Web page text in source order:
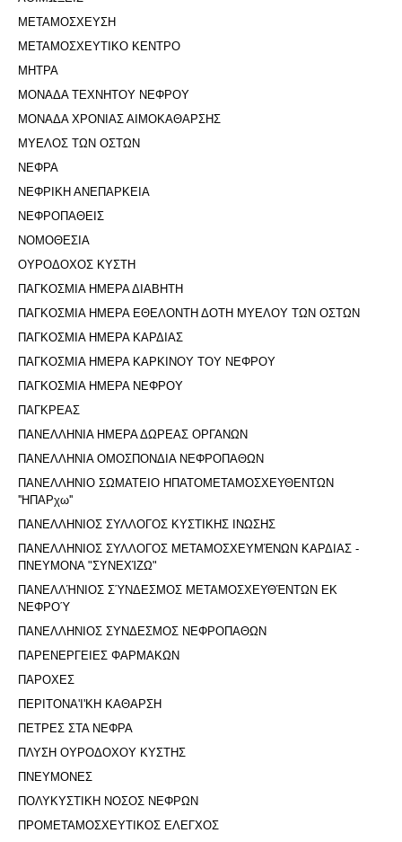
ΜΕΤΑΜΟΣΧΕΥΣΗ
ΜΕΤΑΜΟΣΧΕΥΤΙΚΟ ΚΕΝΤΡΟ
ΜΗΤΡΑ
ΜΟΝΑΔΑ ΤΕΧΝΗΤΟΥ ΝΕΦΡΟΥ
ΜΟΝΑΔΑ ΧΡΟΝΙΑΣ ΑΙΜΟΚΑΘΑΡΣΗΣ
ΜΥΕΛΟΣ ΤΩΝ ΟΣΤΩΝ
ΝΕΦΡΑ
ΝΕΦΡΙΚΗ ΑΝΕΠΑΡΚΕΙΑ
ΝΕΦΡΟΠΑΘΕΙΣ
ΝΟΜΟΘΕΣΙΑ
ΟΥΡΟΔΟΧΟΣ ΚΥΣΤΗ
ΠΑΓΚΟΣΜΙΑ ΗΜΕΡΑ ΔΙΑΒΗΤΗ
ΠΑΓΚΟΣΜΙΑ ΗΜΕΡΑ ΕΘΕΛΟΝΤΗ ΔΟΤΗ ΜΥΕΛΟΥ ΤΩΝ ΟΣΤΩΝ
ΠΑΓΚΟΣΜΙΑ ΗΜΕΡΑ ΚΑΡΔΙΑΣ
ΠΑΓΚΟΣΜΙΑ ΗΜΕΡΑ ΚΑΡΚΙΝΟΥ ΤΟΥ ΝΕΦΡΟΥ
ΠΑΓΚΟΣΜΙΑ ΗΜΕΡΑ ΝΕΦΡΟΥ
ΠΑΓΚΡΕΑΣ
ΠΑΝΕΛΛΗΝΙΑ ΗΜΕΡΑ ΔΩΡΕΑΣ ΟΡΓΑΝΩΝ
ΠΑΝΕΛΛΗΝΙΑ ΟΜΟΣΠΟΝΔΙΑ ΝΕΦΡΟΠΑΘΩΝ
ΠΑΝΕΛΛΗΝΙΟ ΣΩΜΑΤΕΙΟ ΗΠΑΤΟΜΕΤΑΜΟΣΧΕΥΘΕΝΤΩΝ
''ΗΠΑΡχω''
ΠΑΝΕΛΛΗΝΙΟΣ ΣΥΛΛΟΓΟΣ ΚΥΣΤΙΚΗΣ ΙΝΩΣΗΣ
ΠΑΝΕΛΛΗΝΙΟΣ ΣΥΛΛΟΓΟΣ ΜΕΤΑΜΟΣΧΕΥΜΈΝΩΝ ΚΑΡΔΙΑΣ -
ΠΝΕΥΜΟΝΑ "ΣΥΝΕΧΊΖΩ"
ΠΑΝΕΛΛΉΝΙΟΣ ΣΎΝΔΕΣΜΟΣ ΜΕΤΑΜΟΣΧΕΥΘΈΝΤΩΝ ΕΚ
ΝΕΦΡΟΎ
ΠΑΝΕΛΛΗΝΙΟΣ ΣΥΝΔΕΣΜΟΣ ΝΕΦΡΟΠΑΘΩΝ
ΠΑΡΕΝΕΡΓΕΙΕΣ ΦΑΡΜΑΚΩΝ
ΠΑΡΟΧΕΣ
ΠΕΡΙΤΟΝΑ'I'ΚΗ ΚΑΘΑΡΣΗ
ΠΕΤΡΕΣ ΣΤΑ ΝΕΦΡΑ
ΠΛΥΣΗ ΟΥΡΟΔΟΧΟΥ ΚΥΣΤΗΣ
ΠΝΕΥΜΟΝΕΣ
ΠΟΛΥΚΥΣΤΙΚΗ ΝΟΣΟΣ ΝΕΦΡΩΝ
ΠΡΟΜΕΤΑΜΟΣΧΕΥΤΙΚΟΣ ΕΛΕΓΧΟΣ